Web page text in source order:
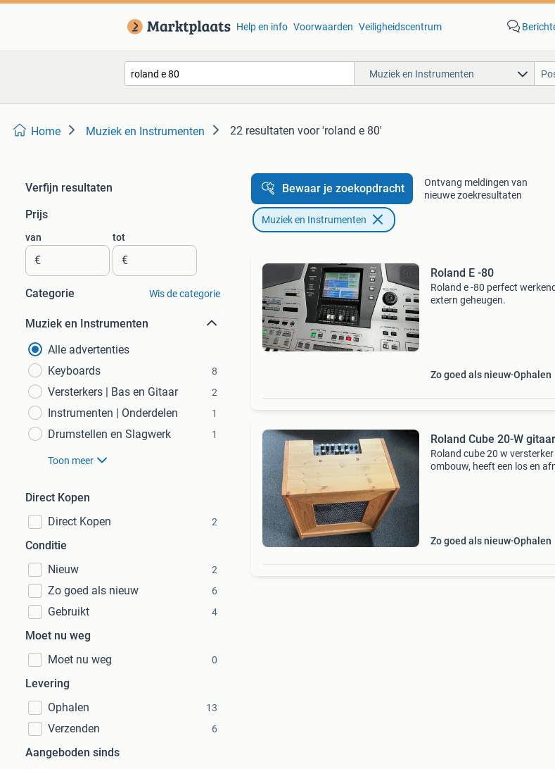
Help en info Voorwaarden Veiligheidscentrum
Muziek en Instrumenten
Home Muziek en Instrumenten 22 resultaten voor 'roland e 80'
Verfijn resultaten
Prijs
van
€
tot
€
Categorie Wis de categorie
Muziek en Instrumenten
Alle advertenties
Keyboards
8
Versterkers | Bas en Gitaar 2
Instrumenten | Onderdelen 1
Drumstellen en Slagwerk 1
Toon meer
Direct Kopen
Direct Kopen
2
Conditie
Nieuw
2
Zo goed als nieuw 6
Gebruikt 4
Moet nu weg
Moet nu weg
0
Levering
Ophalen
13
Verzenden 6
Aangeboden sinds
Bewaar je zoekopdracht
Ontvang meldingen van
nieuwe zoekresultaten
Muziek en Instrumenten
Roland E -80
Roland e -80 perfect
extern geheugen.
Zo goed als nieuw Ophalen
Roland Cube 20-W
Roland cube 20 w
ombouw, heeft een los en
Zo goed als nieuw Ophalen